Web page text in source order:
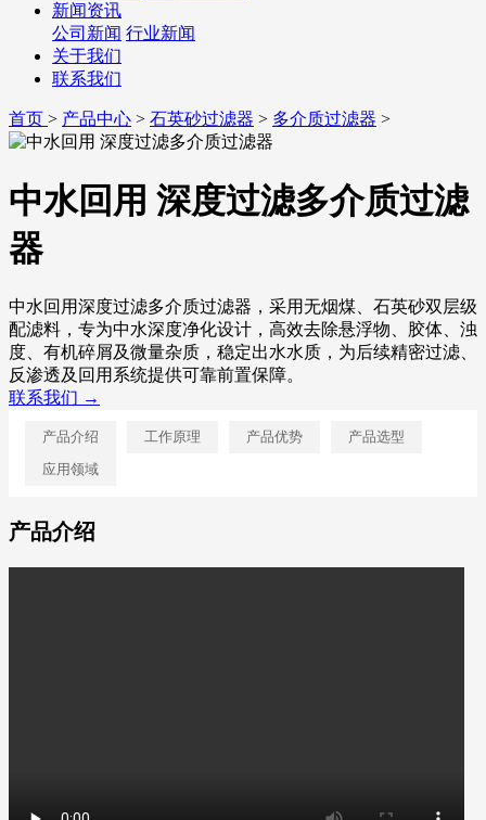
新闻资讯
公司新闻 行业新闻
关于我们
联系我们
首页 > 产品中心 > 石英砂过滤器 > 多介质过滤器 >
中水回用 深度过滤多介质过滤
器
中水回用深度过滤多介质过滤器，采用无烟煤、石英砂双层级
配滤料，专为中水深度净化设计，高效去除悬浮物、胶体、浊
度、有机碎屑及微量杂质，稳定出水水质，为后续精密过滤、
反渗透及回用系统提供可靠前置保障。
联系我们 →
产品介绍 工作原理 产品优势
产品选型
应用领域
产品介绍